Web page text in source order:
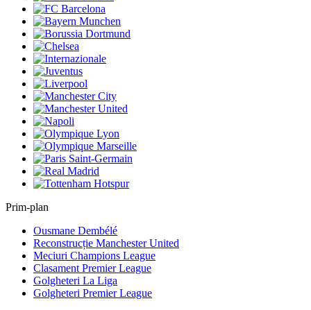
Prim-plan
Ousmane Dembélé
Reconstrucție Manchester United
Meciuri Champions League
Clasament Premier League
Golgheteri La Liga
Golgheteri Premier League